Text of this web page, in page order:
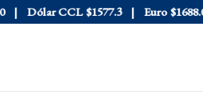
Dólar CCL $1577.3 Euro $1688.03